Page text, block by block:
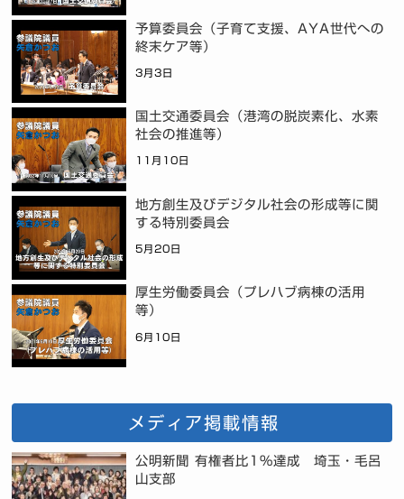
予算委員会（子育て支援、AYA世代への
終末ケア等）
3月3日
国土交通委員会（港湾の脱炭素化、水素
社会の推進等）
11月10日
地方創生及びデジタル社会の形成等に関
する特別委員会
5月20日
厚生労働委員会（プレハブ病棟の活用
等）
6月10日
メディア掲載情報
公明新聞 有権者比1%達成 埼玉・毛呂
山支部